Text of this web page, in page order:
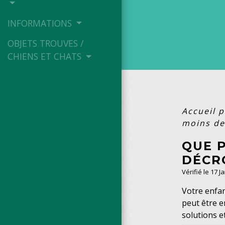
INFORMATIONS
OBJETS TROUVES /
CHIENS ET CHATS
Accueil
moins
QUE
Vérifié le 17
Votre
peut être
solutions